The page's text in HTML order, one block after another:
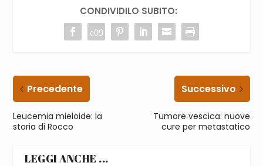
CONDIVIDILO SUBITO:
Precedente
Leucemia mieloide: la
storia di Rocco
Successivo
Tumore vescica: nuove
cure per metastatico
LEGGI ANCHE ...